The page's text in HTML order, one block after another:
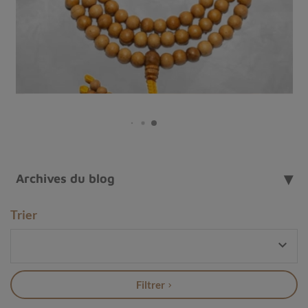
Composition et formation du jaspe pinceau
Archives du blog
Trier

Filtrer